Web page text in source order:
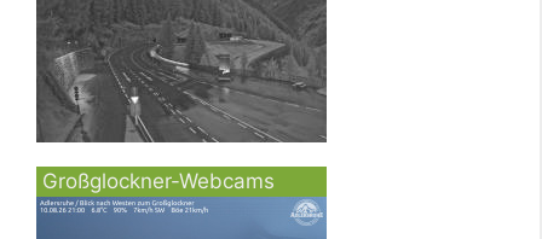
Großglockner-Webcams